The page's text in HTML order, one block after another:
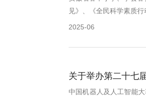
见》、《全民科学素质
2025-06
关于举办第二十七
中国机器人及人工智能